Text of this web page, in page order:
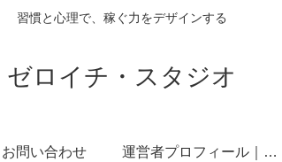
習慣と心理で、稼ぐ力をデザインする
ゼロイチ・スタジオ
お問い合わせ 運営者プロフィール｜ミライジュウ